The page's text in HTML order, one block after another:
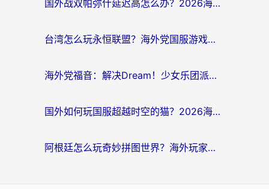
国外战双帕弥什延迟高怎么办？2026海外畅玩国服游戏终极指南（附实测工具推荐）
台湾怎么玩永恒联盟？海外党国服游戏加速器选择全攻略（附3大热门游戏实测）
海外党福音：解决Dream！少女乐团派对！国外延迟的实用指南，附北美英国游戏加速方案
国外如何玩国服超越时空的猫？2026海外党必看的加速器选择指南
阿根廷怎么玩奇妙拼图世界？海外玩家国服游戏加速全攻略（附帕斯卡契约战舰少女解决方案）